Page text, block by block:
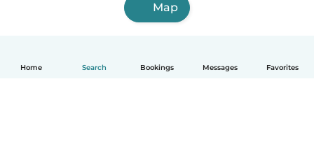
Home Search Bookings Messages Favorites
Map